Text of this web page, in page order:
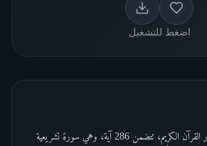
اضغط للتشغيل
سورة البقرة هي أطول سور القرآن الكريم، تتضمن 286 آية، وهي سورة تشريعية